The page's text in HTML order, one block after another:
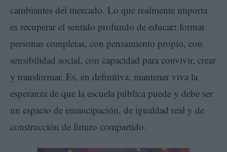
cambiantes del mercado. Lo que realmente importa
es recuperar el sentido profundo de educar: formar
personas completas, con pensamiento propio, con
sensibilidad social, con capacidad para convivir, crear
y transformar. Es, en definitiva, mantener viva la
esperanza de que la escuela pública puede y debe ser
un espacio de emancipación, de igualdad real y de
construcción de futuro compartido.